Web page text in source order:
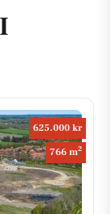
625.000 kr
766 m2